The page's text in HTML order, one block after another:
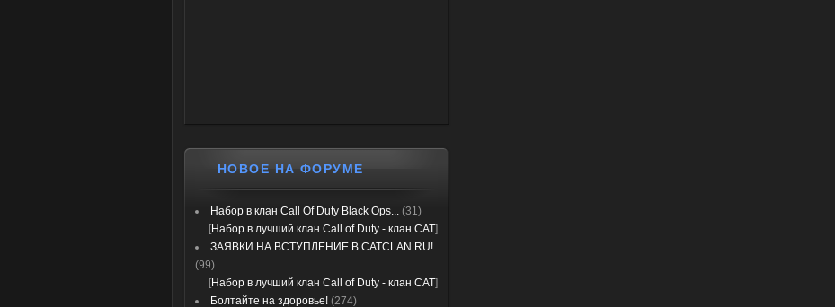
НОВОЕ НА ФОРУМЕ
Набор в клан Call Of Duty Black Ops... (31)
[Набор в лучший клан Call of Duty - клан CAT]
ЗАЯВКИ НА ВСТУПЛЕНИЕ В CATCLAN.RU!
(99)
[Набор в лучший клан Call of Duty - клан CAT]
Болтайте на здоровье! (274)